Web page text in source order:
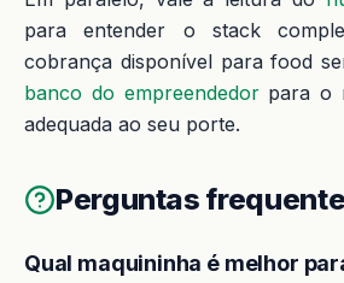
para entender o stack
cobrança disponível para food
banco do empreendedorpara o
adequada ao seu porte.
Perguntas
Qual maquininha é melhor